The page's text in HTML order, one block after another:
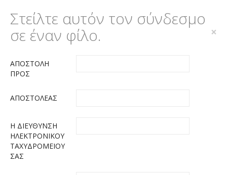
Στείλτε αυτόν τον σύνδεσμο
σε έναν φίλο.
×
ΑΠΟΣΤΟΛΉ
ΠΡΟΣ
ΑΠΟΣΤΟΛΈΑΣ
Η ΔΙΕΎΘΥΝΣΗ
ΗΛΕΚΤΡΟΝΙΚΟΎ
ΤΑΧΥΔΡΟΜΕΊΟΥ
ΣΑΣ